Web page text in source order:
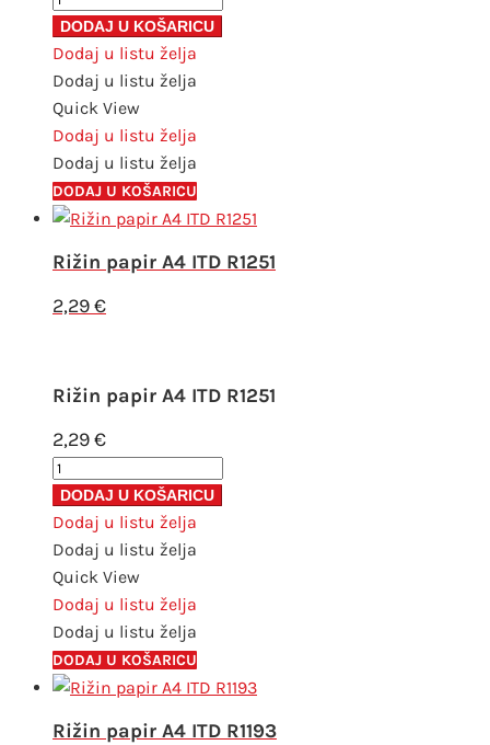
papir
A4
ITD
R1305
količina
DODAJ U KOŠARICU
Dodaj u listu želja
Dodaj u listu želja
Quick View
Dodaj u listu želja
Dodaj u listu želja
DODAJ U KOŠARICU
Rižin papir A4 ITD R1251
2,29€
Rižin papir A4 ITD R1251
2,29€
Rižin
papir
A4
ITD
R1251
količina
DODAJ U KOŠARICU
Dodaj u listu želja
Dodaj u listu želja
Quick View
Dodaj u listu želja
Dodaj u listu želja
DODAJ U KOŠARICU
Rižin papir A4 ITD R1193